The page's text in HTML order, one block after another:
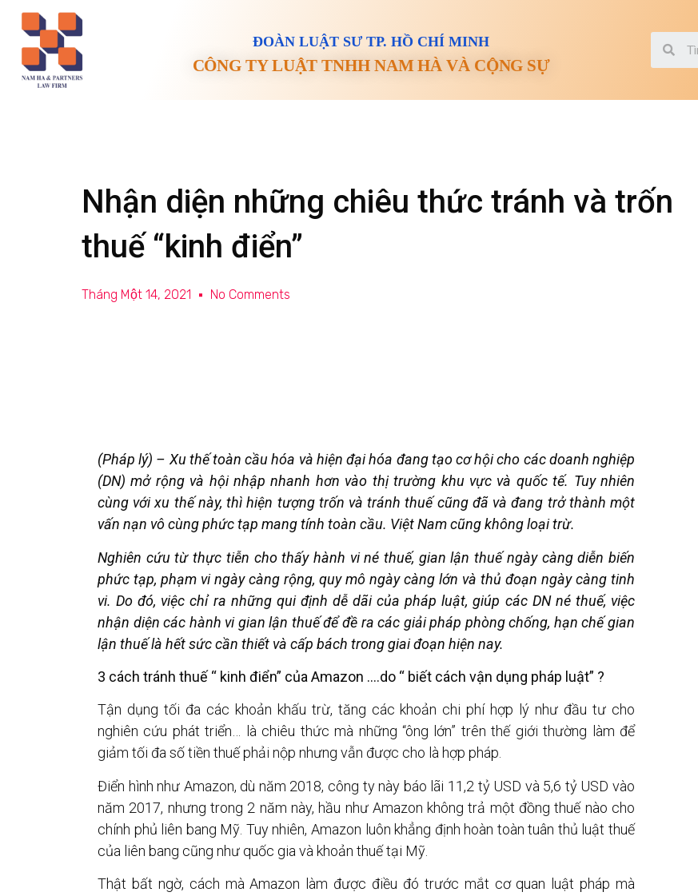
ĐOÀN LUẬT SƯ TP. HỒ CHÍ MINH
CÔNG TY LUẬT TNHH NAM HÀ VÀ CỘNG SỰ
Nhận diện những chiêu thức tránh và trốn
thuế “kinh điển”
Tháng Một 14, 2021 No Comments
(Pháp lý) – Xu thế toàn cầu hóa và hiện đại hóa đang tạo cơ hội cho các doanh nghiệp
(DN) mở rộng và hội nhập nhanh hơn vào thị trường khu vực và quốc tế. Tuy nhiên
cùng với xu thế này, thì hiện tượng trốn và tránh thuế cũng đã và đang trở thành một
vấn nạn vô cùng phức tạp mang tính toàn cầu. Việt Nam cũng không loại trừ.
Nghiên cứu từ thực tiễn cho thấy hành vi né thuế, gian lận thuế ngày càng diễn biến
phức tạp, phạm vi ngày càng rộng, quy mô ngày càng lớn và thủ đoạn ngày càng tinh
vi. Do đó, việc chỉ ra những qui định dễ dãi của pháp luật, giúp các DN né thuế, việc
nhận diện các hành vi gian lận thuế để đề ra các giải pháp phòng chống, hạn chế gian
lận thuế là hết sức cần thiết và cấp bách trong giai đoạn hiện nay.
3 cách tránh thuế “ kinh điển” của Amazon ….do “ biết cách vận dụng pháp luật” ?
Tận dụng tối đa các khoản khấu trừ, tăng các khoản chi phí hợp lý như đầu tư cho
nghiên cứu phát triển… là chiêu thức mà những “ông lớn” trên thế giới thường làm để
giảm tối đa số tiền thuế phải nộp nhưng vẫn được cho là hợp pháp.
Điển hình như Amazon, dù năm 2018, công ty này báo lãi 11,2 tỷ USD và 5,6 tỷ USD vào
năm 2017, nhưng trong 2 năm này, hầu như Amazon không trả một đồng thuế nào cho
chính phủ liên bang Mỹ. Tuy nhiên, Amazon luôn khẳng định hoàn toàn tuân thủ luật thuế
của liên bang cũng như quốc gia và khoản thuế tại Mỹ.
Thật bất ngờ, cách mà Amazon làm được điều đó trước mắt cơ quan luật pháp mà